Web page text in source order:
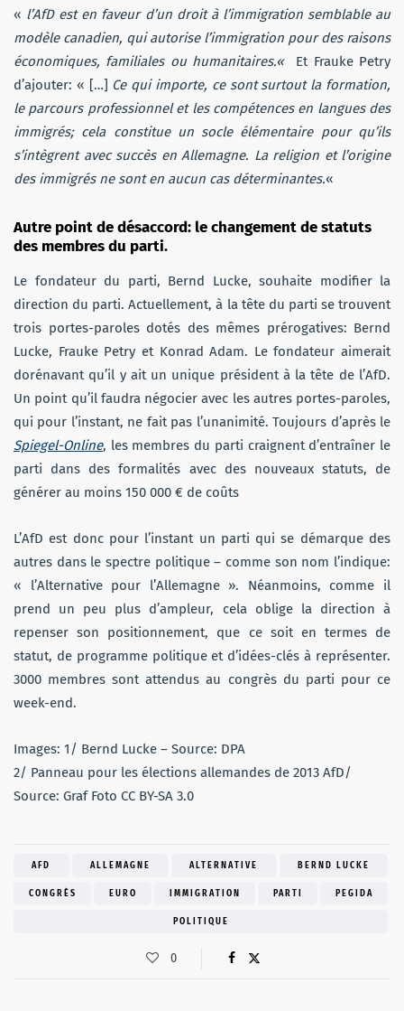
« l’AfD est en faveur d’un droit à l’immigration semblable au
modèle canadien, qui autorise l’immigration pour des raisons
économiques, familiales ou humanitaires.«
Et Frauke Petry
d’ajouter: « […] Ce qui importe, ce sont surtout la formation,
le parcours professionnel et les compétences en langues des
immigrés; cela constitue un socle élémentaire pour qu’ils
s’intègrent avec succès en Allemagne. La religion et l’origine
des immigrés ne sont en aucun cas déterminantes.«
Autre point de désaccord: le changement de statuts
des membres du parti.
Le fondateur du parti, Bernd Lucke, souhaite modifier la
direction du parti. Actuellement, à la tête du parti se trouvent
trois portes-paroles dotés des mêmes prérogatives: Bernd
Lucke, Frauke Petry et Konrad Adam. Le fondateur aimerait
dorénavant qu’il y ait un unique président à la tête de l’AfD.
Un point qu’il faudra négocier avec les autres portes-paroles,
qui pour l’instant, ne fait pas l’unanimité. Toujours d’après le
Spiegel-Online, les membres du parti craignent d’entraîner le
parti dans des formalités avec des nouveaux statuts, de
générer au moins 150 000 € de coûts
L’AfD est donc pour l’instant un parti qui se démarque des
autres dans le spectre politique – comme son nom l’indique:
« l’Alternative pour l’Allemagne ». Néanmoins, comme il
prend un peu plus d’ampleur, cela oblige la direction à
repenser son positionnement, que ce soit en termes de
statut, de programme politique et d’idées-clés à représenter.
3000 membres sont attendus au congrès du parti pour ce
week-end.
Images: 1/ Bernd Lucke – Source: DPA
2/ Panneau pour les élections allemandes de 2013 AfD/
Source: Graf Foto CC BY-SA 3.0
AFD ALLEMAGNE ALTERNATIVE BERND LUCKE
CONGRÈS EURO IMMIGRATION PARTI PEGIDA
POLITIQUE
0